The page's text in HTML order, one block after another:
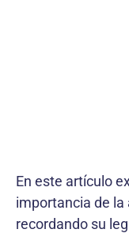
En este artículo
importancia de
recordando su